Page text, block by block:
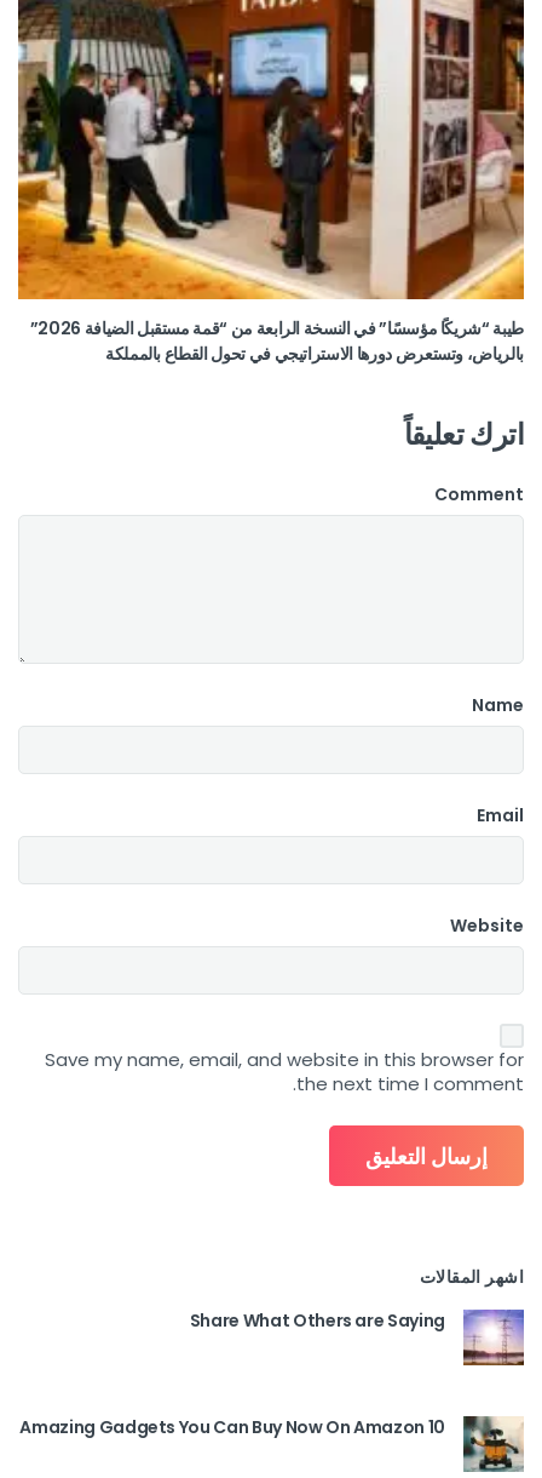
طيبة “شريكًا مؤسسًا” في النسخة الرابعة من “قمة مستقبل الضيافة 2026”
بالرياض، وتستعرض دورها الاستراتيجي في تحول القطاع بالمملكة
اترك تعليقاً
Comment
Name
Email
Website
Save my name, email, and website in this browser for
the next time I comment.
اشهر المقالات
Share What Others are Saying
10 Amazing Gadgets You Can Buy Now On Amazon